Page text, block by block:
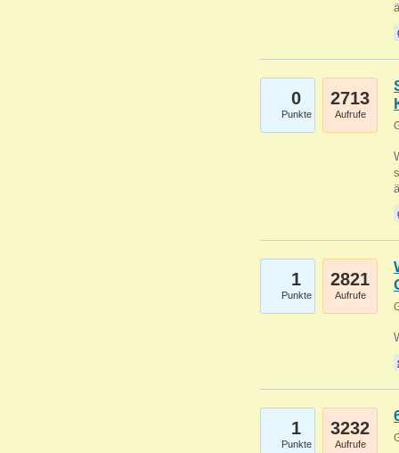
0
Punkte
2713
Aufrufe
1
Punkte
2821
Aufrufe
1
Punkte
3232
Aufrufe